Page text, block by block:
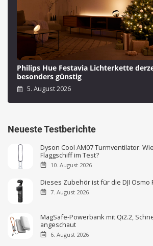
Philips Hue Festavia Lichterkette
besonders günstig
5. August 2026
Neueste Testberichte
Dyson Cool AM07 Turmventilator:
Flaggschiff im Test?
10. August 2026
Dieses Zubehör ist für die DJI
7. August 2026
MagSafe-Powerbank mit Qi2.2,
angeschaut
6. August 2026